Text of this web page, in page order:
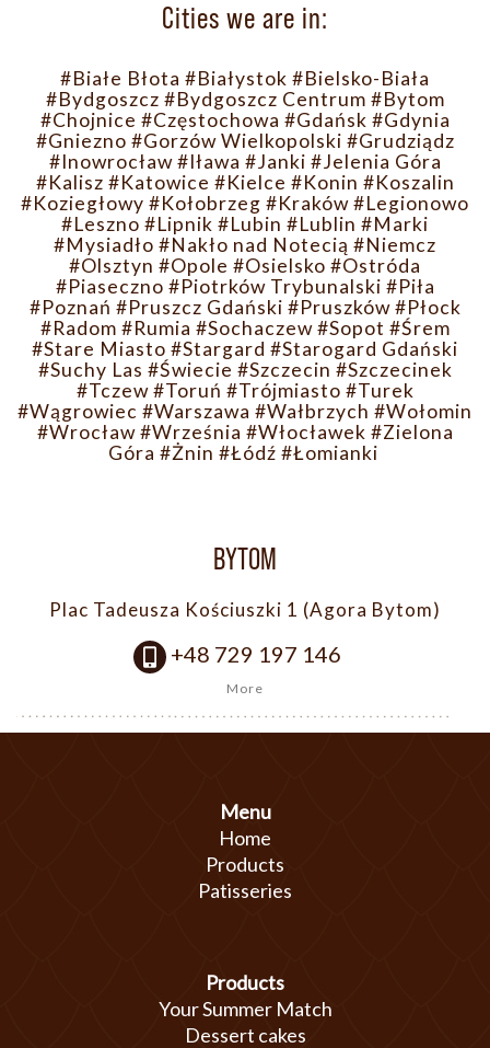
Cities we are in:
#Białe Błota #Białystok #Bielsko-Biała
#Bydgoszcz #Bydgoszcz Centrum #Bytom
#Chojnice #Częstochowa #Gdańsk #Gdynia
#Gniezno #Gorzów Wielkopolski #Grudziądz
#Inowrocław #Iława #Janki #Jelenia Góra
#Kalisz #Katowice #Kielce #Konin #Koszalin
#Koziegłowy #Kołobrzeg #Kraków#Legionowo
#Leszno #Lipnik #Lubin #Lublin #Marki
#Mysiadło #Nakło nad Notecią #Niemcz
#Olsztyn #Opole #Osielsko #Ostróda
#Piaseczno #Piotrków Trybunalski #Piła
#Poznań #Pruszcz Gdański #Pruszków #Płock
#Radom #Rumia #Sochaczew #Sopot #Śrem
#Stare Miasto #Stargard #Starogard Gdański
#Suchy Las #Świecie #Szczecin #Szczecinek
#Tczew #Toruń #Trójmiasto #Turek
#Wągrowiec #Warszawa #Wałbrzych #Wołomin
#Wrocław #Września #Włocławek #Zielona
Góra #Żnin #Łódź #Łomianki
BYTOM
Plac Tadeusza Kościuszki 1 (Agora Bytom)
+48 729 197 146
More
Menu
Home
Products
Patisseries
Products
Your Summer Match
Dessert cakes